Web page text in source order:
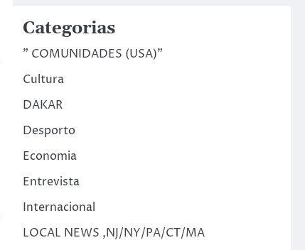
Categorias
" COMUNIDADES (USA)"
Cultura
DAKAR
Desporto
Economia
Entrevista
Internacional
LOCAL NEWS ,NJ/NY/PA/CT/MA